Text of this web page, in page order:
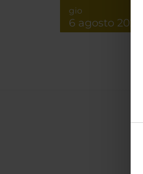
gio
6 agosto 2026